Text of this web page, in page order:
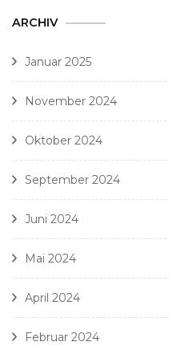
ARCHIV
Januar 2025
November 2024
Oktober 2024
September 2024
Juni 2024
Mai 2024
April 2024
Februar 2024